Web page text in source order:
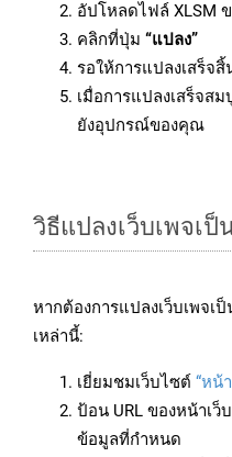
อัปโหลดไฟล์ XLSM
คลิกที่ปุ่ม “แปลง”
รอให้การแปลงเสร็จสิ้
เมื่อการแปลงเสร็จส
ยังอุปกรณ์ของคุณ
วิธีแปลงเว็บเพจเป็
หากต้องการแปลงเว็บเพจ
เหล่านี้:
เยี่ยมชมเว็บไซต์ “หน้
ป้อน URL ของหน้าเ
ข้อมูลที่กำหนด